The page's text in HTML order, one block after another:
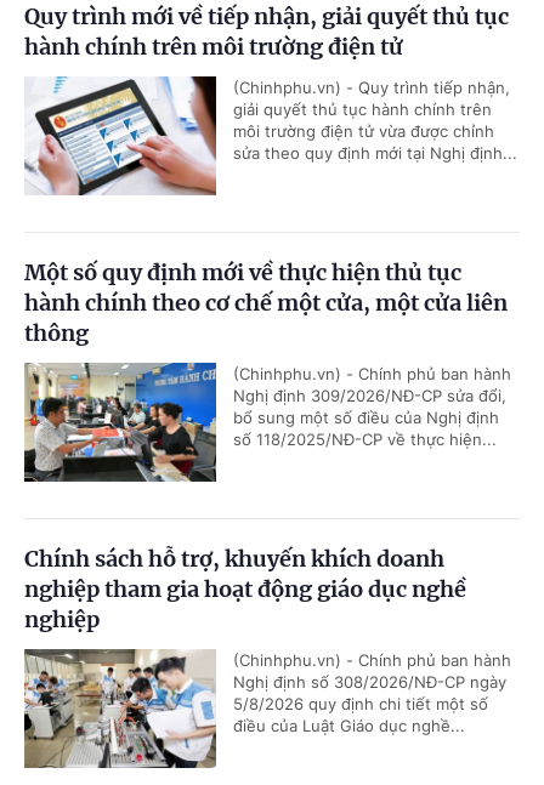
Quy trình mới về tiếp nhận, giải quyết thủ tục
hành chính trên môi trường điện tử
(Chinhphu.vn) - Quy trình tiếp nhận,
giải quyết thủ tục hành chính trên
môi trường điện tử vừa được chỉnh
sửa theo quy định mới tại Nghị định...
Một số quy định mới về thực hiện thủ tục
hành chính theo cơ chế một cửa, một cửa liên
thông
(Chinhphu.vn) - Chính phủ ban hành
Nghị định 309/2026/NĐ-CP sửa đổi,
bổ sung một số điều của Nghị định
số 118/2025/NĐ-CP về thực hiện...
Chính sách hỗ trợ, khuyến khích doanh
nghiệp tham gia hoạt động giáo dục nghề
nghiệp
(Chinhphu.vn) - Chính phủ ban hành
Nghị định số 308/2026/NĐ-CP ngày
5/8/2026 quy định chi tiết một số
điều của Luật Giáo dục nghề...